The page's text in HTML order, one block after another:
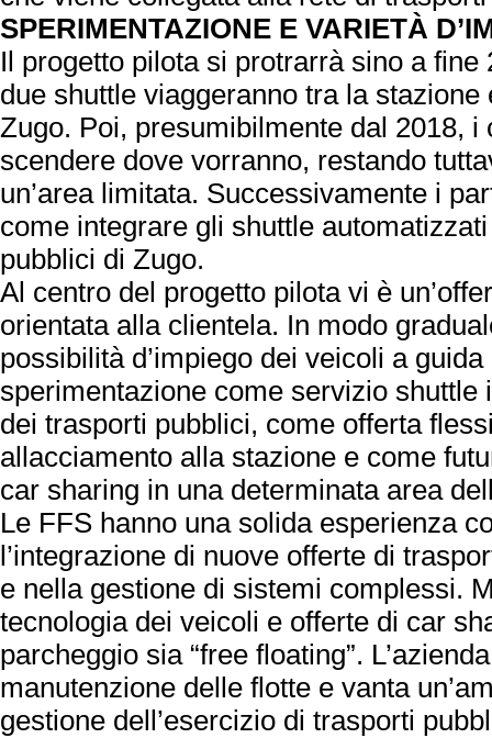
SPERIMENTAZIONE E VARIETÀ
Il progetto pilota si protrarrà sino a
due shuttle viaggeranno tra la
Zugo. Poi, presumibilmente dal 2018, i
scendere dove vorranno, restando
un’area limitata. Successivamente i
come integrare gli shuttle
pubblici di Zugo.
Al centro del progetto pilota vi è
orientata alla clientela. In modo
possibilità d’impiego dei veicoli a
sperimentazione come servizio shuttle
dei trasporti pubblici, come offerta
allacciamento alla stazione e come
car sharing in una determinata area
Le FFS hanno una solida esperienza
l’integrazione di nuove offerte di
e nella gestione di sistemi complessi.
tecnologia dei veicoli e offerte di car
parcheggio sia “free floating”.
manutenzione delle flotte e vanta
gestione dell’esercizio di trasporti